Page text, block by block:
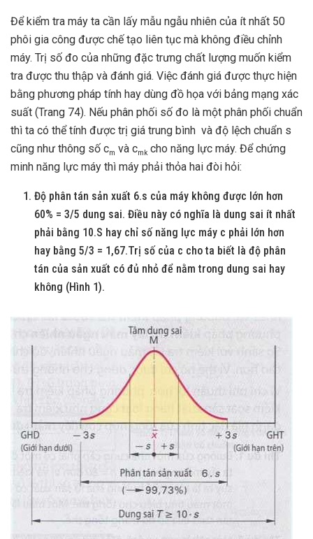
Để kiểm tra máy ta cần lấy mẫu ngẫu nhiên của ít nhất 50
phôi gia công được chế tạo liên tục mà không điều chỉnh
máy. Trị số đo của những đặc trưng chất lượng muốn kiểm
tra được thu thập và đánh giá. Việc đánh giá được thực hiện
bằng phương pháp tính hay dùng đồ họa với bảng mạng xác
suất (Trang 74). Nếu phân phối số đo là một phân phối chuẩn
thì ta có thể tính được trị giá trung bình và độ lệch chuẩn s
cũng như thông số cm và cm k cho năng lực máy. Để chứng
minh năng lực máy thì máy phải thỏa hai đòi hỏi:
Độ phân tán sản xuất 6.s của máy không được lớn hơn
60% = 3/5 dung sai. Điều này có nghĩa là dung sai ít nhất
phải bằng 10.S hay chỉ số năng lực máy c phải lớn hơn
hay bằng 5/3 = 1,67.Trị số của c cho ta biết là độ phân
tán của sản xuất có đủ nhỏ để nằm trong dung sai hay
không (Hình 1).